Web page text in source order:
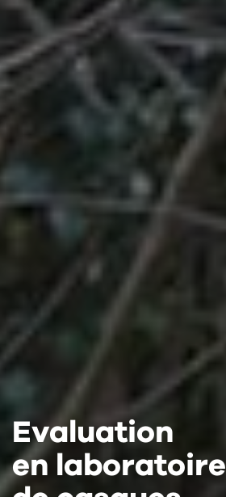
Evaluation
en laboratoire
Evaluation
en laboratoire
Evaluation
en laboratoire